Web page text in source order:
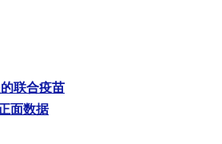
联合疫苗
面数据